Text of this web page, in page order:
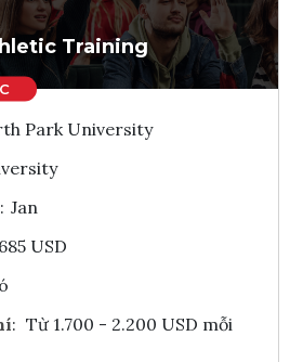
Tham vấn Interlink
Training
Park University
: Jan
USD
: Từ 1.700 - 2.200 USD mỗi